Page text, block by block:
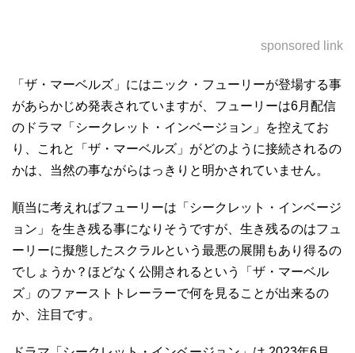
sponsored link
「ザ・マーベルズ」にはニック・フューリーが登場する事
があらかじめ発表されていますが、フューリーは6月配信
のドラマ「シークレット・インベージョン」を控えてお
り、これと「ザ・マーベルズ」がどのように接続されるの
かは、当然の事ながらはっきりと明かされていません。
順当に考えればフューリーは「シークレット・インベージ
ョン」を生き残る事になりそうですが、生き残るのはフュ
ーリーに擬態したスクラルという最悪の展開もあり得るの
でしょうか？ほどなく公開されるという「ザ・マーベル
ズ」のファーストトレーラーで何を見ることが出来るの
か、注目です。